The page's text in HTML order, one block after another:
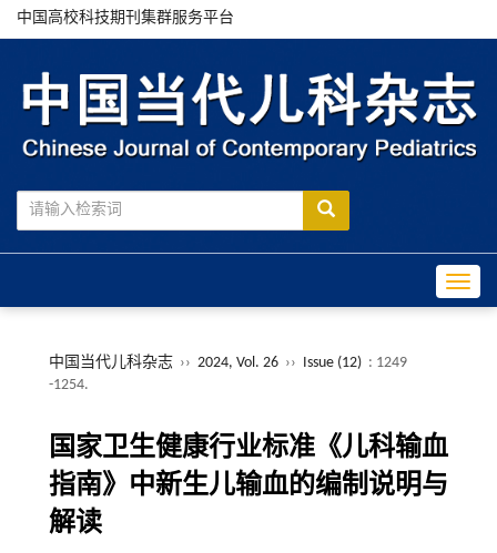
中国高校科技期刊集群服务平台
中国当代儿科杂志 ›› 2024, Vol. 26 ›› Issue (12) : 1249
-1254.
国家卫生健康行业标准《儿科输血
指南》中新生儿输血的编制说明与
解读